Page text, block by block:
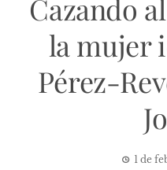
Cazando
la mujer
Pérez-
1 de